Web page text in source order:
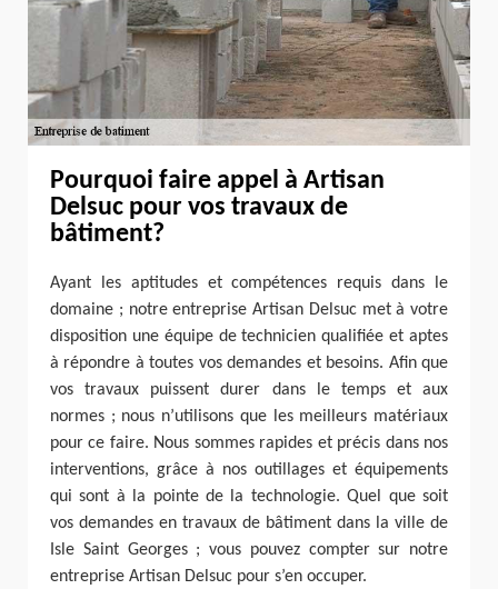
Pourquoi faire appel à Artisan
Delsuc pour vos travaux de
bâtiment?
Ayant les aptitudes et compétences requis dans le
domaine ; notre entreprise Artisan Delsuc met à votre
disposition une équipe de technicien qualifiée et aptes
à répondre à toutes vos demandes et besoins. Afin que
vos travaux puissent durer dans le temps et aux
normes ; nous n’utilisons que les meilleurs matériaux
pour ce faire. Nous sommes rapides et précis dans nos
interventions, grâce à nos outillages et équipements
qui sont à la pointe de la technologie. Quel que soit
vos demandes en travaux de bâtiment dans la ville de
Isle Saint Georges ; vous pouvez compter sur notre
entreprise Artisan Delsuc pour s’en occuper.